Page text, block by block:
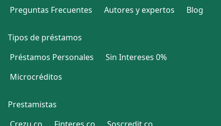
Preguntas Frecuentes
Autores y expertos Blog
Tipos de préstamos
Préstamos Personales
Sin Intereses 0%
Microcréditos
Prestamistas